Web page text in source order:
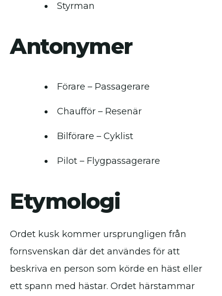
Styrman
Antonymer
Förare – Passagerare
Chaufför – Resenär
Bilförare – Cyklist
Pilot – Flygpassagerare
Etymologi
Ordet kusk kommer ursprungligen från
fornsvenskan där det användes för att
beskriva en person som körde en häst eller
ett spann med hästar. Ordet härstammar